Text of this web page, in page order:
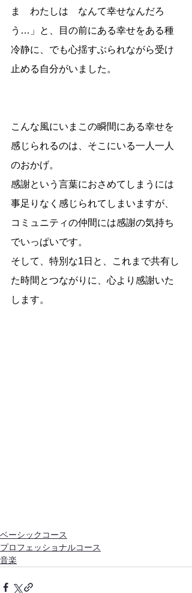
ま　わたしは　なんて幸せなんだろ
う…」と、目の前にある幸せをある種
冷静に、でも心揺すぶられながら受け
止める自分がいました。
こんな風にいまこの瞬間にある幸せを
感じられるのは、そこにいる一人一人
のおかげ。
感謝という言葉におさめてしまうには
事足りなく感じられてしまいますが、
コミュニティの仲間には感謝の気持ち
でいっぱいです。
そして、特別な1日と、これまで共有し
た時間とつながりに、心より感謝いた
します。
ベーシックコース
プロフェッショナルコース
音楽